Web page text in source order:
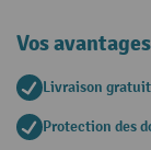
Vos
Livraison
Protection des